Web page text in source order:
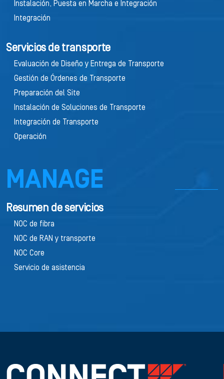
Instalación, Puesta en Marcha e Integración
Integración
Servicios de transporte
Evaluación de Diseño y Entrega de Transporte
Gestión de Órdenes de Transporte
Preparación del Site
Instalación de Soluciones de Transporte
Integración de Transporte
Operación
MANAGE
Resumen de servicios
NOC de fibra
NOC de RAN y transporte
NOC Core
Servicio de asistencia